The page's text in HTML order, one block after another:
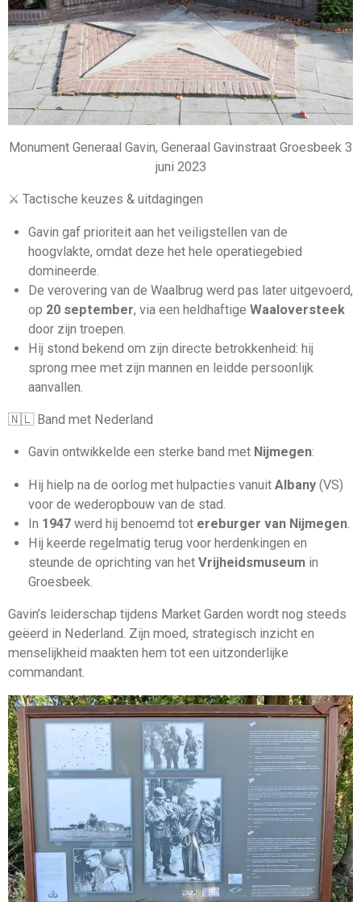
Monument Generaal Gavin, Generaal Gavinstraat Groesbeek 3
juni 2023
⚔️ Tactische keuzes & uitdagingen
Gavin gaf prioriteit aan het veiligstellen van de
hoogvlakte, omdat deze het hele operatiegebied
domineerde.
De verovering van de Waalbrug werd pas later uitgevoerd,
op 20 september, via een heldhaftige Waaloversteek
door zijn troepen.
Hij stond bekend om zijn directe betrokkenheid: hij
sprong mee met zijn mannen en leidde persoonlijk
aanvallen.
🇳🇱 Band met Nederland
Gavin ontwikkelde een sterke band met Nijmegen:
Hij hielp na de oorlog met hulpacties vanuit Albany(VS)
voor de wederopbouw van de stad.
In 1947werd hij benoemd tot ereburger van Nijmegen.
Hij keerde regelmatig terug voor herdenkingen en
steunde de oprichting van het Vrijheidsmuseumin
Groesbeek.
Gavin’s leiderschap tijdens Market Garden wordt nog steeds
geëerd in Nederland. Zijn moed, strategisch inzicht en
menselijkheid maakten hem tot een uitzonderlijke
commandant.